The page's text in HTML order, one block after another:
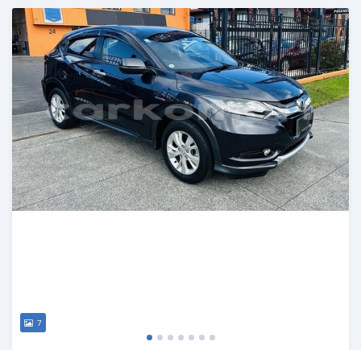
Publié il y a plus d'un an
7